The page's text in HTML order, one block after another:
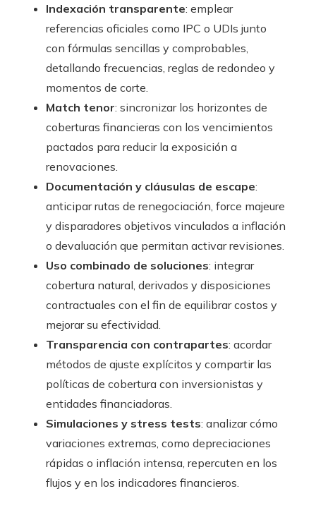
Indexación transparente: emplear
referencias oficiales como IPC o UDIs junto
con fórmulas sencillas y comprobables,
detallando frecuencias, reglas de redondeo y
momentos de corte.
Match tenor: sincronizar los horizontes de
coberturas financieras con los vencimientos
pactados para reducir la exposición a
renovaciones.
Documentación y cláusulas de escape:
anticipar rutas de renegociación, force majeure
y disparadores objetivos vinculados a inflación
o devaluación que permitan activar revisiones.
Uso combinado de soluciones: integrar
cobertura natural, derivados y disposiciones
contractuales con el fin de equilibrar costos y
mejorar su efectividad.
Transparencia con contrapartes: acordar
métodos de ajuste explícitos y compartir las
políticas de cobertura con inversionistas y
entidades financiadoras.
Simulaciones y stress tests: analizar cómo
variaciones extremas, como depreciaciones
rápidas o inflación intensa, repercuten en los
flujos y en los indicadores financieros.